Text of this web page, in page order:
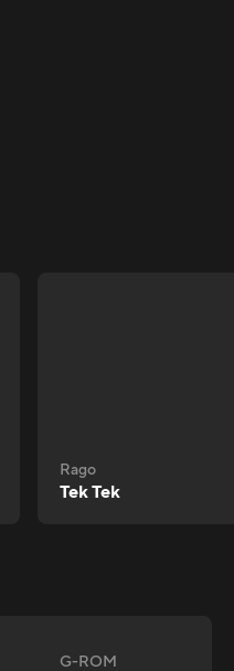
Rago
Tek Tek
G-ROM